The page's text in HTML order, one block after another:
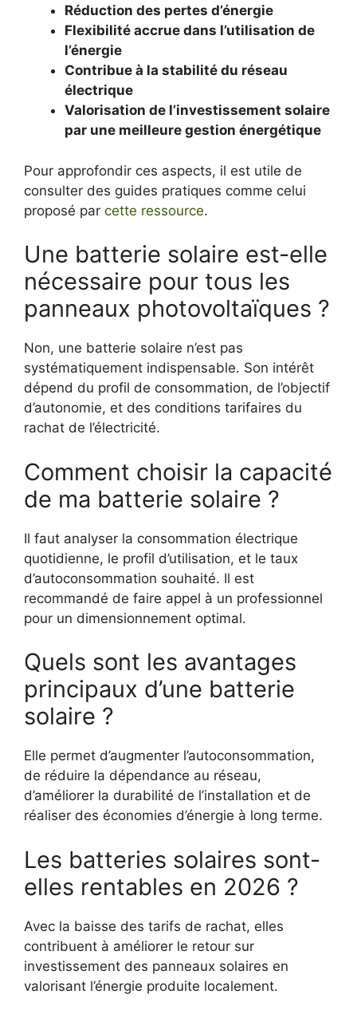
Réduction des pertes d’énergie
Flexibilité accrue dans l’utilisation de
l’énergie
Contribue à la stabilité du réseau
électrique
Valorisation de l’investissement solaire
par une meilleure gestion énergétique
Pour approfondir ces aspects, il est utile de
consulter des guides pratiques comme celui
proposé par cette ressource.
Une batterie solaire est-elle
nécessaire pour tous les
panneaux photovoltaïques ?
Non, une batterie solaire n’est pas
systématiquement indispensable. Son intérêt
dépend du profil de consommation, de l’objectif
d’autonomie, et des conditions tarifaires du
rachat de l’électricité.
Comment choisir la capacité
de ma batterie solaire ?
Il faut analyser la consommation électrique
quotidienne, le profil d’utilisation, et le taux
d’autoconsommation souhaité. Il est
recommandé de faire appel à un professionnel
pour un dimensionnement optimal.
Quels sont les avantages
principaux d’une batterie
solaire ?
Elle permet d’augmenter l’autoconsommation,
de réduire la dépendance au réseau,
d’améliorer la durabilité de l’installation et de
réaliser des économies d’énergie à long terme.
Les batteries solaires sont-
elles rentables en 2026 ?
Avec la baisse des tarifs de rachat, elles
contribuent à améliorer le retour sur
investissement des panneaux solaires en
valorisant l’énergie produite localement.